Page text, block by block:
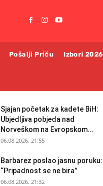
Pošalji Priču Izbori 2026
Sjajan početak za kadete BiH:
Ubjedljiva pobjeda nad
Norveškom na Evropskom...
06.08.2026. 21:55
Barbarez poslao jasnu poruku:
“Pripadnost se ne bira”
06.08.2026. 21:32